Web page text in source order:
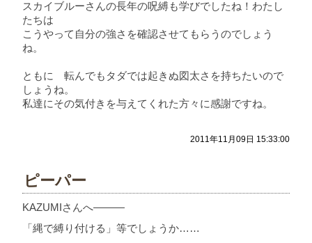
スカイブルーさんの長年の呪縛も学びでしたね！わたし
たちは
こうやって自分の強さを確認させてもらうのでしょう
ね。
ともに 転んでもタダでは起きぬ図太さを持ちたいので
しょうね。
私達にその気付きを与えてくれた方々に感謝ですね。
2011年11月09日 15:33:00
ピーパー
KAZUMIさんへ―――
「縄で縛り付ける」等でしょうか……